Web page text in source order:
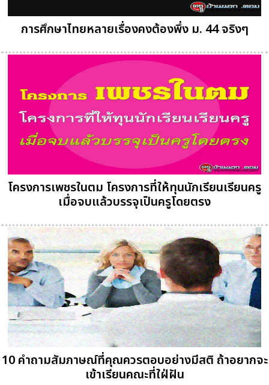
การศึกษาไทยหลายเรื่องคงต้องพึ่ง ม. 44 จริงๆ
โครงการเพชรในตม โครงการที่ให้ทุนนักเรียนเรียนครู
เมื่อจบแล้วบรรจุเป็นครูโดยตรง
10 คำถามสัมภาษณ์ที่คุณควรตอบอย่างมีสติ ถ้าอยากจะ
เข้าเรียนคณะที่ใฝ่ฝัน